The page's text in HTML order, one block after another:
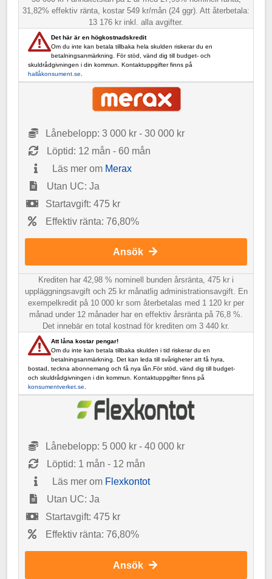
31,82% effektiv ränta, kostar 549 kr/mån (24 ggr). Att återbetala:
13 176 kr inkl. alla avgifter.
Det här är en högkostnadskredit
Om du inte kan betala tillbaka hela skulden riskerar du en
betalningsanmärkning. För stöd, vänd dig till budget- och
skuldrådgivningen i din kommun. Kontaktuppgifter finns på
hallåkonsument.se
Lånebelopp: 3 000 kr - 30 000 kr
Löptid: 12 mån - 60 mån
Läs mer om Merax
Utan UC: Ja
Startavgift: 475 kr
Effektiv ränta: 76,80%
Ansök
Krediten har 42,98 % nominell bunden årsränta, 475 kr i
uppläggningsavgift och 25 kr månatlig administrationsavgift. En
exempelkredit på 10 000 kr som återbetalas med 1 120 kr per
månad under 12 månader har en effektiv årsränta på 76,8 %.
Det innebär en total kostnad för krediten om 3 440 kr.
Att låna kostar pengar!
Om du inte kan betala tillbaka skulden i tid riskerar du en
betalningsanmärkning. Det kan leda till svårigheter att få hyra,
bostad, teckna abonnemang och få nya lån.För stöd, vänd dig till budget-
och skuldrådgivningen i din kommun. Kontaktuppgifter finns på
konsumentverket.se
Lånebelopp: 5 000 kr - 40 000 kr
Löptid: 1 mån - 12 mån
Läs mer om Flexkontot
Utan UC: Ja
Startavgift: 475 kr
Effektiv ränta: 76,80%
Ansök